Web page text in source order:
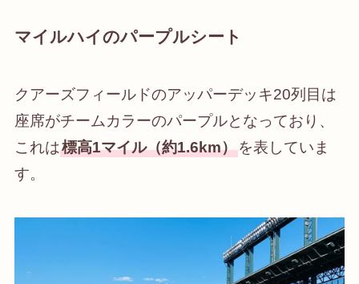
マイルハイのパープルシート
クアーズフィールドのアッパーデッキ20列目は
座席がチームカラーのパープルとなっており、
これは標高1マイル（約1.6km）を表していま
す。